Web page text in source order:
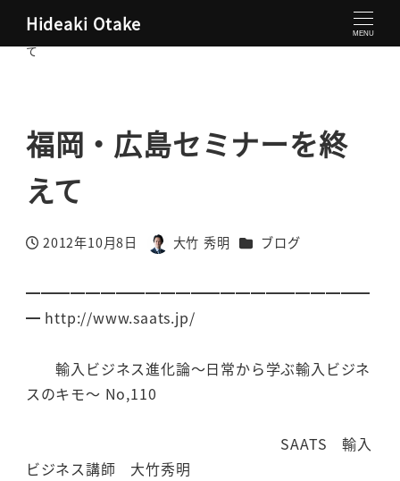
Hideaki Otake MENU
大竹秀明 公式サイト
福岡・広島セミナーを終え
て
福岡・広島セミナーを終
えて
投稿日
2012年10月8日
著
大竹 秀明 カテゴリー
ブログ
━━━━━━━━━━━━━━━━━━━━━━━
━ http://www.saats.jp/
輸入ビジネス進化論～日常から学ぶ輸入ビジネ
スのキモ～ No,110
SAATS 輸入
ビジネス講師 大竹秀明